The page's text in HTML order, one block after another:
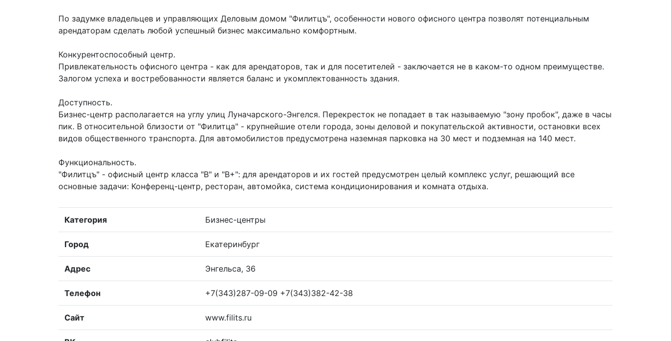
По задумке владельцев и управляющих Деловым домом "Филитцъ", особенности нового офисного центра позволят потенциальным
арендаторам сделать любой успешный бизнес максимально комфортным.
Конкурентоспособный центр.
Привлекательность офисного центра - как для арендаторов, так и для посетителей - заключается не в каком-то одном преимуществе.
Залогом успеха и востребованности является баланс и укомплектованность здания.
Доступность.
Бизнес-центр располагается на углу улиц Луначарского-Энгелся. Перекресток не попадает в так называемую "зону пробок", даже в часы
пик. В относительной близости от "Филитца" - крупнейшие отели города, зоны деловой и покупательской активности, остановки всех
видов общественного транспорта. Для автомобилистов предусмотрена наземная парковка на 30 мест и подземная на 140 мест.
Функциональность.
"Филитцъ" - офисный центр класса "В" и "В+": для арендаторов и их гостей предусмотрен целый комплекс услуг, решающий все
основные задачи: Конференц-центр, ресторан, автомойка, система кондиционирования и комната отдыха.
Категория Бизнес-центры
Город Екатеринбург
Адрес Энгельса, 36
Телефон +7(343)287-09-09 +7(343)382-42-38
Сайт www.filits.ru